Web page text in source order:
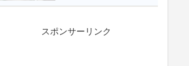
スポンサーリンク